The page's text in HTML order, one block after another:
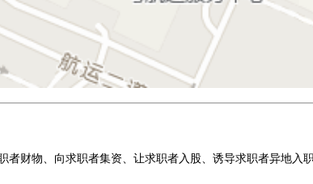
财物、向求职者集资、让求职者入股、诱导求职者异地入